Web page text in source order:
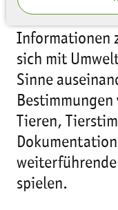
Informationen
sich mit
Sinne
Bestimmungen
Tieren,
spielen.